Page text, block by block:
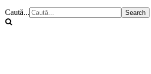
Caută...